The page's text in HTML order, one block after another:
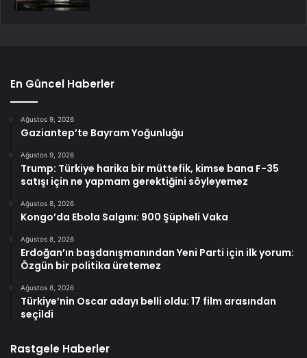
En Güncel Haberler
Ağustos 9, 2026
Gaziantep’te Bayram Yoğunluğu
Ağustos 9, 2026
Trump: Türkiye harika bir müttefik, kimse bana F-35
satışı için ne yapmam gerektiğini söyleyemez
Ağustos 8, 2026
Kongo’da Ebola Salgını: 900 Şüpheli Vaka
Ağustos 8, 2026
Erdoğan’ın başdanışmanından Yeni Parti için ilk yorum:
Özgün bir politika üretemez
Ağustos 8, 2026
Türkiye’nin Oscar adayı belli oldu: 17 film arasından
seçildi
Rastgele Haberler